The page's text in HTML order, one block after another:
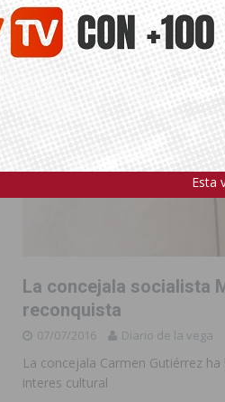
La concejala socialista
reconquista
07/07/2016 Diario de la vega
La concejala Carmen Gutiérrez
interes cultural
Esta